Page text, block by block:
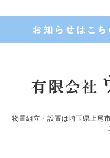
物置組立・設置は埼玉県上尾